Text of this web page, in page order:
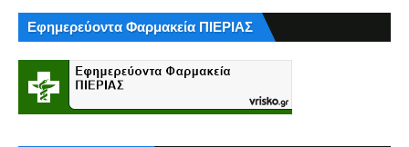
Εφημερεύοντα Φαρμακεία ΠΙΕΡΙΑΣ